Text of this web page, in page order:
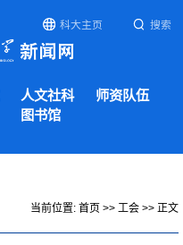
科大主页 搜索
人文社科
师资队伍
图书馆
当前位置: 首页 >> 工会 >> 正文